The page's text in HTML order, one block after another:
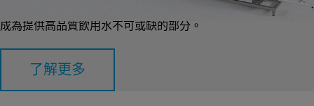
透膜，讓雜質留在後面。RO 增強了口味、氣味和安全性，使其
成為提供高品質飲用水不可或缺的部分。
了解更多